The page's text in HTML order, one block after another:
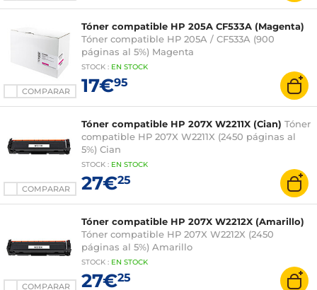
COMPARAR
Tóner compatible HP 205A CF533A (Magenta)
Tóner compatible HP 205A / CF533A (900
páginas al 5%) Magenta
STOCK : EN STOCK
17€95
COMPARAR
Tóner compatible HP 207X W2211X (Cian) Tóner
compatible HP 207X W2211X (2450 páginas al
5%) Cian
STOCK : EN STOCK
27€25
COMPARAR
Tóner compatible HP 207X W2212X (Amarillo)
Tóner compatible HP 207X W2212X (2450
páginas al 5%) Amarillo
STOCK : EN STOCK
27€25